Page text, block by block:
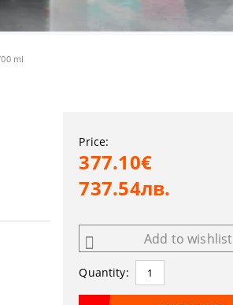
ml
Price:
377.10€
737.54лв.
Add to wishlist
Quantity: